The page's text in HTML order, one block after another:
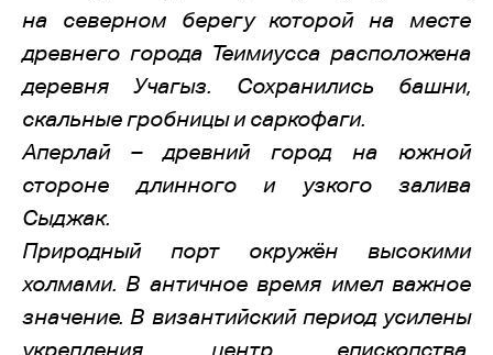
на северном берегу которой на месте
древнего города Теимиусса расположена
деревня Учагыз. Сохранились башни,
скальные гробницы и саркофаги.
Аперлай – древний город на южной
стороне длинного и узкого залива
Сыджак.
Природный порт окружён высокими
холмами. В античное время имел важное
значение. В византийский период усилены
укрепления, центр епископства.